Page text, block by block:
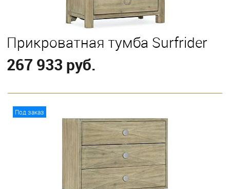
Прикроватная тумба Surfrider
267 933 руб.
Под заказ